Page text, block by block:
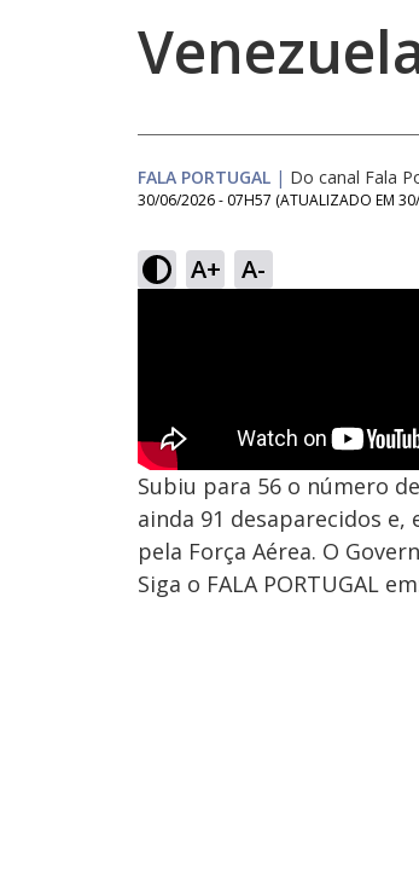
FALA PORTUGAL | Do canal Fala
30/06/2026 - 07H57 (ATUALIZADO EM
A+ A-
Subiu para 56 o número
ainda 91 desaparecidos
pela Força Aérea. O
Siga o FALA PORTUGAL